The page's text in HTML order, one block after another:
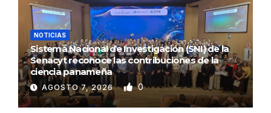
NOTICIAS
Sistema Nacional de Investigación (SNI) de la
Senacyt reconoce las contribuciones de la
ciencia panameña
AGOSTO 7, 2026 0